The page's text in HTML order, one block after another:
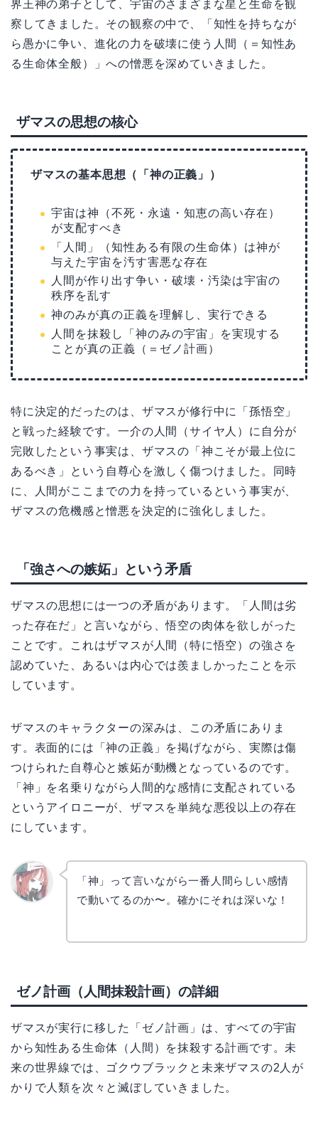
界王神の弟子として、宇宙のさまざまな星と生命を観
察してきました。その観察の中で、「知性を持ちなが
ら愚かに争い、進化の力を破壊に使う人間（＝知性あ
る生命体全般）」への憎悪を深めていきました。
ザマスの思想の核心
ザマスの基本思想（「神の正義」）
宇宙は神（不死・永遠・知恵の高い存在）
が支配すべき
「人間」（知性ある有限の生命体）は神が
与えた宇宙を汚す害悪な存在
人間が作り出す争い・破壊・汚染は宇宙の
秩序を乱す
神のみが真の正義を理解し、実行できる
人間を抹殺し「神のみの宇宙」を実現する
ことが真の正義（＝ゼノ計画）
特に決定的だったのは、ザマスが修行中に「孫悟空」
と戦った経験です。一介の人間（サイヤ人）に自分が
完敗したという事実は、ザマスの「神こそが最上位に
あるべき」という自尊心を激しく傷つけました。同時
に、人間がここまでの力を持っているという事実が、
ザマスの危機感と憎悪を決定的に強化しました。
「強さへの嫉妬」という矛盾
ザマスの思想には一つの矛盾があります。「人間は劣
った存在だ」と言いながら、悟空の肉体を欲しがった
ことです。これはザマスが人間（特に悟空）の強さを
認めていた、あるいは内心では羨ましかったことを示
しています。
ザマスのキャラクターの深みは、この矛盾にありま
す。表面的には「神の正義」を掲げながら、実際は傷
つけられた自尊心と嫉妬が動機となっているのです。
「神」を名乗りながら人間的な感情に支配されている
というアイロニーが、ザマスを単純な悪役以上の存在
にしています。
「神」って言いながら一番人間らしい感情
で動いてるのか〜。確かにそれは深いな！
ゼノ計画（人間抹殺計画）の詳細
ザマスが実行に移した「ゼノ計画」は、すべての宇宙
から知性ある生命体（人間）を抹殺する計画です。未
来の世界線では、ゴクウブラックと未来ザマスの2人が
かりで人類を次々と滅ぼしていきました。